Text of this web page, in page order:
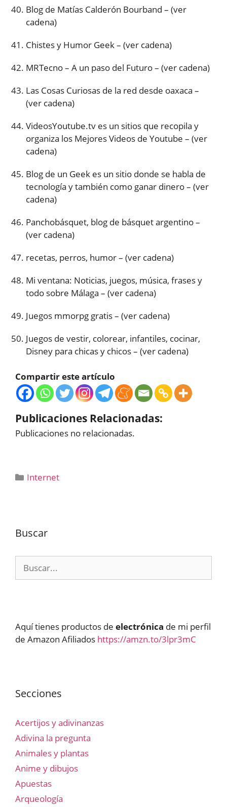
Blog de Matías Calderón Bourband – (ver
cadena)
Chistes y Humor Geek – (ver cadena)
MRTecno – A un paso del Futuro – (ver cadena)
Las Cosas Curiosas de la red desde oaxaca –
(ver cadena)
VideosYoutube.tv es un sitios que recopila y
organiza los Mejores Videos de Youtube – (ver
cadena)
Blog de un Geek es un sitio donde se habla de
tecnología y también como ganar dinero – (ver
cadena)
Panchobásquet, blog de básquet argentino –
(ver cadena)
recetas, perros, humor – (ver cadena)
Mi ventana: Noticias, juegos, música, frases y
todo sobre Málaga – (ver cadena)
Juegos mmorpg gratis – (ver cadena)
Juegos de vestir, colorear, infantiles, cocinar,
Disney para chicas y chicos – (ver cadena)
Compartir este artículo
Publicaciones Relacionadas:
Publicaciones no relacionadas.
Categorías
Internet
Buscar
Aquí tienes productos de electrónica de mi perfil
de Amazon Afiliados https://amzn.to/3lpr3mC
Secciones
Acertijos y adivinanzas
Adivina la pregunta
Animales y plantas
Anime y dibujos
Apuestas
Arqueología